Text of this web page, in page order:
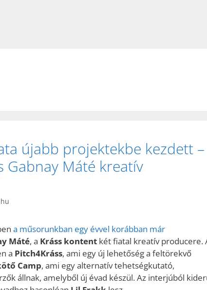
újabb projektekbe kezdett –
Gabnay Máté kreatív
a műsorunkban egy évvel korábban már
Máté, a Kráss kontent két fiatal kreatív producere.
a Pitch4Kráss, ami egy új lehetőség a feltörekvő
Camp, ami egy alternatív tehetségkutató,
állnak, amelyből új évad készül. Az interjúból